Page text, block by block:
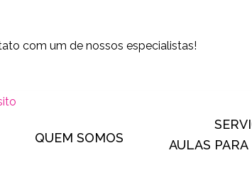
com um de nossos especialistas!
QUEM SOMOS
AULAS